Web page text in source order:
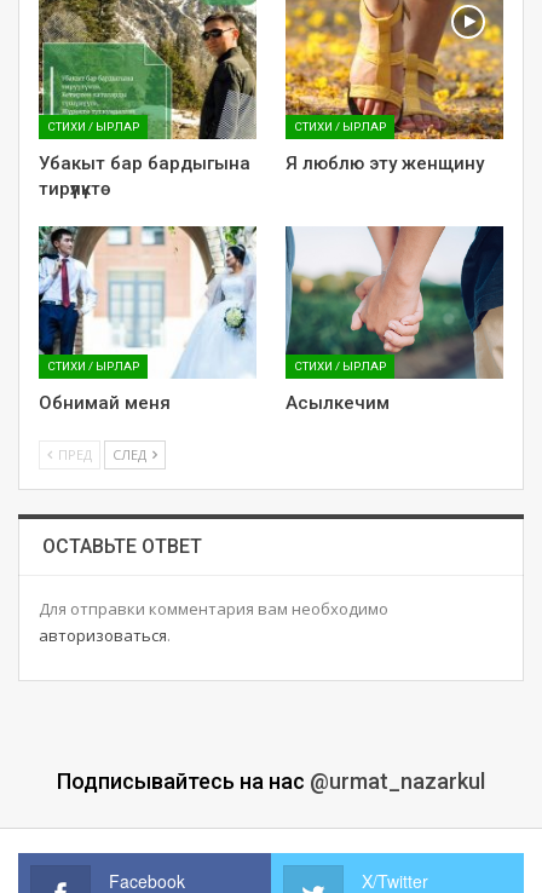
СТИХИ / ЫРЛАР
Убакыт бар бардыгына
тирүүлүктө
СТИХИ / ЫРЛАР
Я люблю эту женщину
СТИХИ / ЫРЛАР
Обнимай меня
СТИХИ / ЫРЛАР
Асылкечим
ПРЕД СЛЕД
ОСТАВЬТЕ ОТВЕТ
Для отправки комментария вам необходимо
авторизоваться.
Подписывайтесь на нас @urmat_nazarkul
Facebook X/Twitter